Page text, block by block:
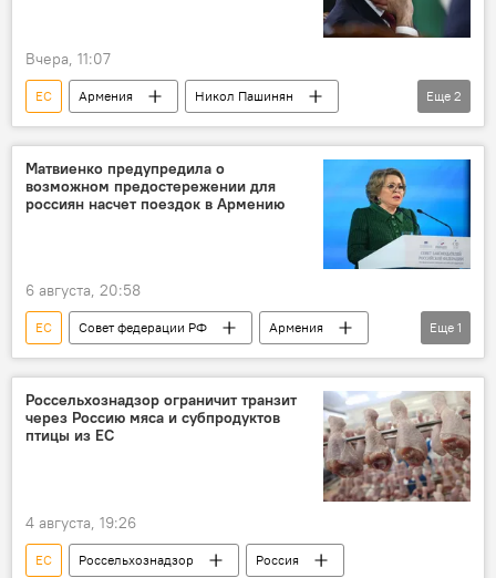
Вчера, 11:07
ЕС Армения
Никол Пашинян
ЕАЭС
Выбор
Еще 2
Матвиенко предупредила о
возможном предостережении для
россиян насчет поездок в Армению
6 августа, 20:58
ЕС Совет федерации РФ
Армения
Туризм
Еще 1
Россельхознадзор ограничит транзит
через Россию мяса и субпродуктов
птицы из ЕС
4 августа, 19:26
ЕС Россельхознадзор Россия